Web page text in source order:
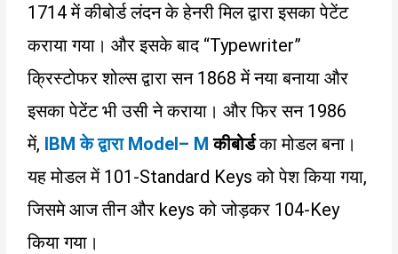
1714 में कीबोर्ड लंदन के हेनरी मिल द्वारा इसका पेटेंट
कराया गया। और इसके बाद “Typewriter”
क्रिस्टोफर शोल्स द्वारा सन 1868 में नया बनाया और
इसका पेटेंट भी उसी ने कराया। और फिर सन 1986
में, IBMके द्वारा Model– Mकीबोर्डका मोडल बना।
यह मोडल में 101-Standard Keys को पेश किया गया,
जिसमे आज तीन और keys को जोड़कर 104-Key
किया गया।